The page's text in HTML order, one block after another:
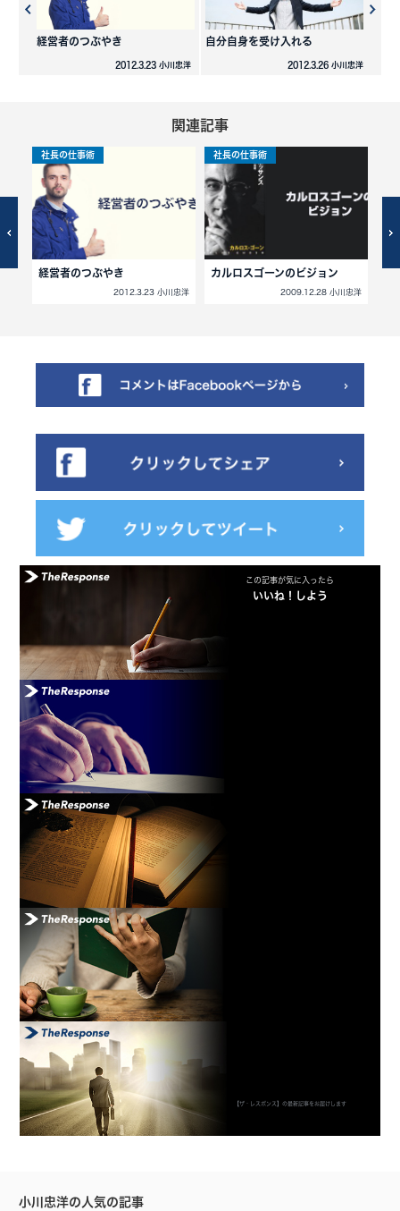
経営者のつぶやき
2012.3.23 小川忠洋
自分自身を受け入れる
2012.3.26 小川忠洋
関連記事
社長の仕事術
経営者のつぶやき
2012.3.23 小川忠洋
社長の仕事術
カルロスゴーンのビジョン
2009.12.28 小川忠洋
この記事が気に入ったら
いいね！しよう
【ザ・レスポンス】の最新記事をお届けします
小川忠洋の人気の記事